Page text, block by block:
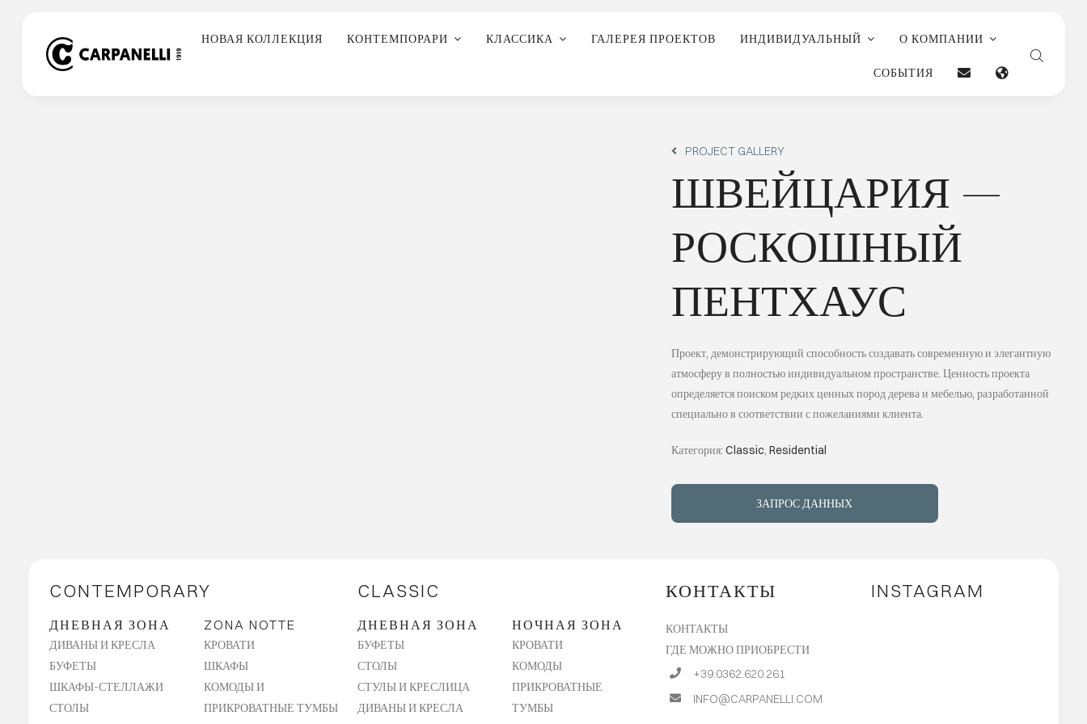
НОВАЯ КОЛЛЕКЦИЯ КОНТЕМПОРАРИ КЛАССИКА ГАЛЕРЕЯ ПРОЕКТОВ ИНДИВИДУАЛЬНЫЙ О КОМПАНИИ
СОБЫТИЯ
PROJECT GALLERY
ШВЕЙЦАРИЯ —
РОСКОШНЫЙ
ПЕНТХАУС
Проект, демонстрирующий способность создавать современную и элегантную
атмосферу в полностью индивидуальном пространстве. Ценность проекта
определяется поиском редких ценных пород дерева и мебелью, разработанной
специально в соответствии с пожеланиями клиента.
Категория: Classic, Residential
ЗАПРОС ДАННЫХ
CONTEMPORARY CLASSIC КОНТАКТЫ INSTAGRAM
ДНЕВНАЯ ЗОНА
ДИВАНЫ И КРЕСЛА
БУФЕТЫ
ШКАФЫ-СТЕЛЛАЖИ
СТОЛЫ
ZONA NOTTE
КРОВАТИ
ШКАФЫ
КОМОДЫ И
ПРИКРОВАТНЫЕ ТУМБЫ
ДНЕВНАЯ ЗОНА
БУФЕТЫ
СТОЛЫ
СТУЛЫ И КРЕСЛИЦА
ДИВАНЫ И КРЕСЛА
НОЧНАЯ ЗОНА
КРОВАТИ
КОМОДЫ
ПРИКРОВАТНЫЕ
ТУМБЫ
КОНТАКТЫ
ГДЕ МОЖНО ПРИОБРЕСТИ
+39.0362.620.261
INFO@CARPANELLI.COM